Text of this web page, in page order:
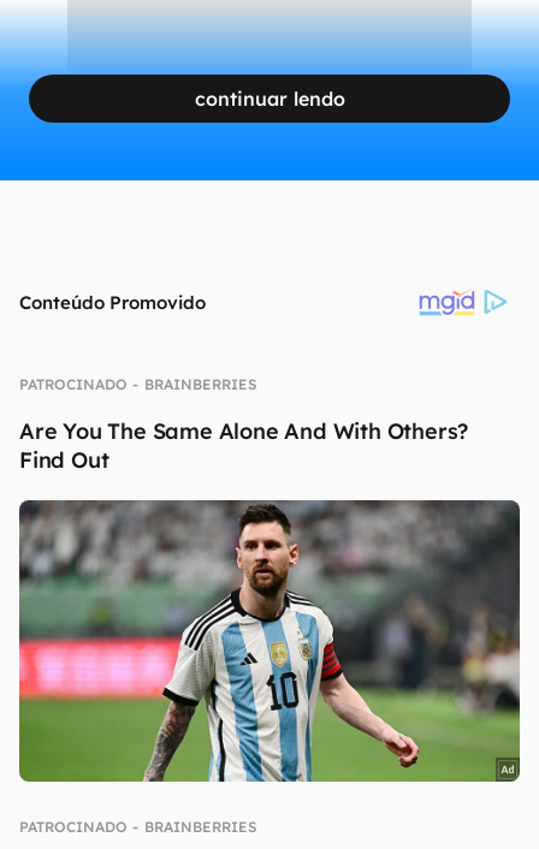
continuar lendo